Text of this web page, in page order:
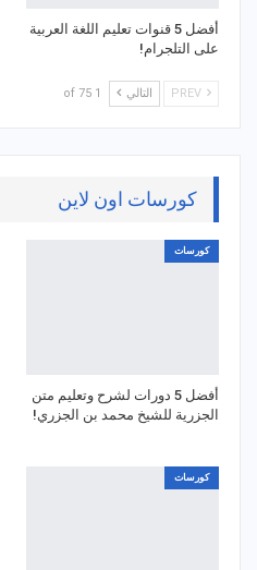
أفضل 5 قنوات تعليم اللغة العربية
على التلجرام!
التالي 1 of 75
كورسات اون لاين
كورسات
أفضل 5 دورات لشرح وتعليم متن
الجزرية للشيخ محمد بن الجزري!
كورسات